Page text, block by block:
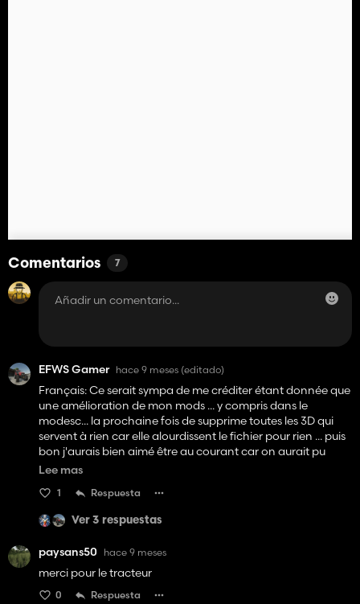
Comentarios 7
EFWS Gamer hace 9 meses (editado)
Français: Ce serait sympa de me créditer étant donnée que
une amélioration de mon mods ... y compris dans le
modesc... la prochaine fois de supprime toutes les 3D qui
servent à rien car elle alourdissent le fichier pour rien ... puis
bon j'aurais bien aimé être au courant car on aurait pu
travailler ensemble pour avoir quelque chose de propre.
English: It would be nice to give me credit, given that it's an
improvement on my mods... including in the modesc... next
time, delete all the 3Ds that serve no purpose, because they
liked to have been informed, because we could have
worked together to get something clean.
Lee mas
1 Respuesta
Ver 3 respuestas
paysans50 hace 9 meses
merci pour le tracteur
0 Respuesta